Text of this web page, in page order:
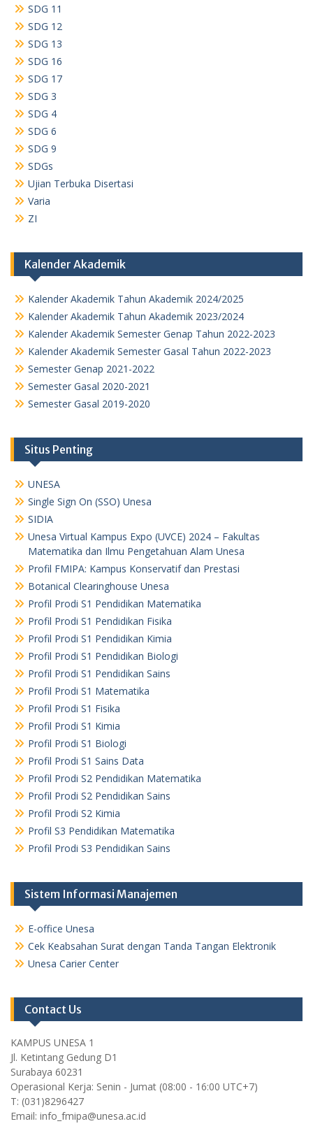
SDG 11
SDG 12
SDG 13
SDG 16
SDG 17
SDG 3
SDG 4
SDG 6
SDG 9
SDGs
Ujian Terbuka Disertasi
Varia
ZI
Kalender Akademik
Kalender Akademik Tahun Akademik 2024/2025
Kalender Akademik Tahun Akademik 2023/2024
Kalender Akademik Semester Genap Tahun 2022-2023
Kalender Akademik Semester Gasal Tahun 2022-2023
Semester Genap 2021-2022
Semester Gasal 2020-2021
Semester Gasal 2019-2020
Situs Penting
UNESA
Single Sign On (SSO) Unesa
SIDIA
Unesa Virtual Kampus Expo (UVCE) 2024 – Fakultas
Matematika dan Ilmu Pengetahuan Alam Unesa
Profil FMIPA: Kampus Konservatif dan Prestasi
Botanical Clearinghouse Unesa
Profil Prodi S1 Pendidikan Matematika
Profil Prodi S1 Pendidikan Fisika
Profil Prodi S1 Pendidikan Kimia
Profil Prodi S1 Pendidikan Biologi
Profil Prodi S1 Pendidikan Sains
Profil Prodi S1 Matematika
Profil Prodi S1 Fisika
Profil Prodi S1 Kimia
Profil Prodi S1 Biologi
Profil Prodi S1 Sains Data
Profil Prodi S2 Pendidikan Matematika
Profil Prodi S2 Pendidikan Sains
Profil Prodi S2 Kimia
Profil S3 Pendidikan Matematika
Profil Prodi S3 Pendidikan Sains
Sistem Informasi Manajemen
E-office Unesa
Cek Keabsahan Surat dengan Tanda Tangan Elektronik
Unesa Carier Center
Contact Us
KAMPUS UNESA 1
Jl. Ketintang Gedung D1
Surabaya 60231
Operasional Kerja: Senin - Jumat (08:00 - 16:00 UTC+7)
T: (031)8296427
Email: info_fmipa@unesa.ac.id